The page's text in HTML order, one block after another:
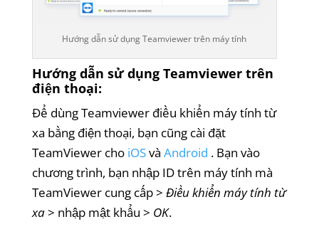
Hướng dẫn sử dụng Teamviewer trên máy tính
Hướng dẫn sử dụng Teamviewer trên
điện thoại:
Để dùng Teamviewer điều khiển máy tính từ
xa bằng điện thoại, bạn cũng cài đặt
TeamViewer cho iOSvà Android . Bạn vào
chương trình, bạn nhập ID trên máy tính mà
TeamViewer cung cấp > Điều khiển máy tính từ
xa> nhập mật khẩu > OK.